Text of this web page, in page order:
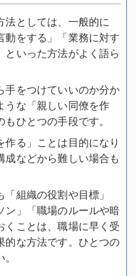
法としては、一般的に
動をする」「業務に対す
といった方法がよく語ら
手をつけていいのか分か
うな「親しい同僚を作
ひとつの手段です。
る」ことは目的になり
成などから難しい場合も
組織の役割や目標」
ン」「職場のルールや暗
くことは、職場に早く受
的な方法です。ひとつの